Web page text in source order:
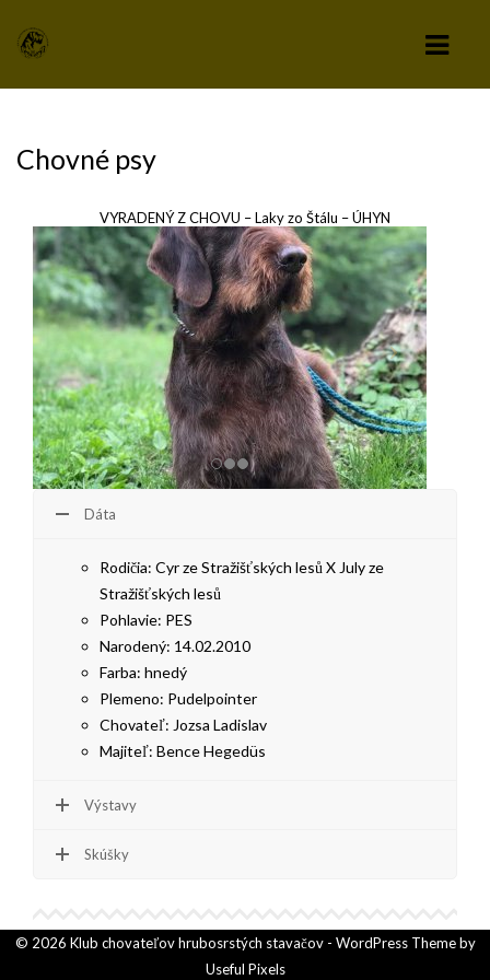
STANOVY KLUBU
CHOVATEĽSKÝ A ZÁPISNÝ PORIADOK
SPRAVODAJCA
TLAČIVÁ A PRIHLÁŠKY
KLUBOVÉ POPLATKY
ZÁPISNICE Z ČLENSKEJ SCHÔDZE
DEUTSCH DRAHTHAAR
ŠTANDARD
PODMIENKY CHOVNOSTI
CHOVNÉ PSY
CHOVATEĽSKÉ STANICE
OČAKÁVANÉ VRHY NDS V ROKU 2026
ŠTANDARD
Chovné psy
VYRADENÝ Z CHOVU – Laky zo Štálu – ÚHYN
Dáta
Rodičia: Cyrze Stražišťských lesů X Julyze
Stražišťských lesů
Pohlavie: PES
Narodený: 14.02.2010
Farba: hnedý
Plemeno: Pudelpointer
Chovateľ: Jozsa Ladislav
Majiteľ: Bence Hegedüs
Výstavy
Skúšky
© 2026 Klub chovateľov hrubosrstých stavačov - WordPress Theme by
Useful Pixels